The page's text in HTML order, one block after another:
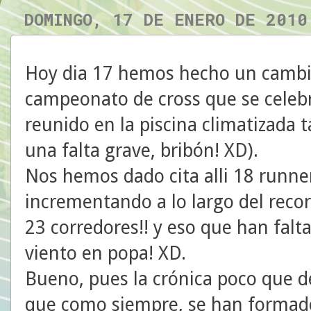
DOMINGO, 17 DE ENERO DE 2010
Hoy dia 17 hemos hecho un
campeonato de cross que se
reunido en la piscina climatizada
una falta grave, bribón! XD).
Nos hemos dado cita alli 18
incrementando a lo largo del
23 corredores!! y eso que han
viento en popa! XD.
Bueno, pues la crónica poco que
que como siempre, se han